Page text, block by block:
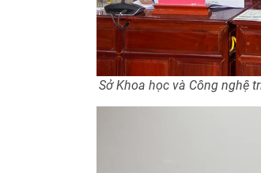
Sở Khoa học và Công nghệ